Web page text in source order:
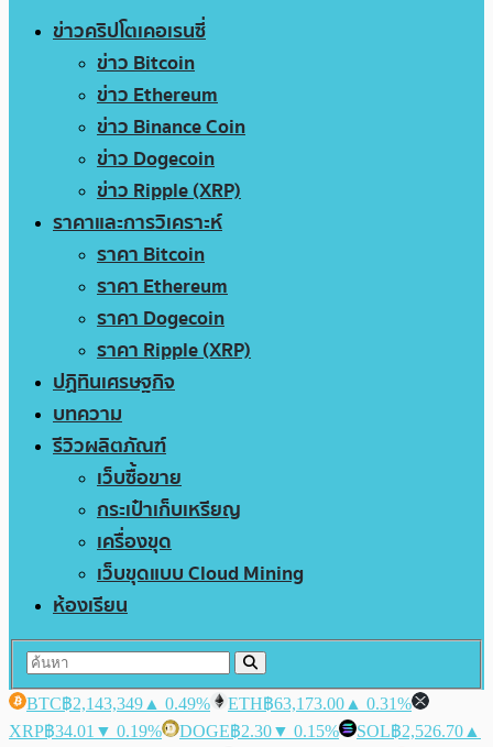
ข่าวคริปโตเคอเรนซี่
ข่าว Bitcoin
ข่าว Ethereum
ข่าว Binance Coin
ข่าว Dogecoin
ข่าว Ripple (XRP)
ราคาและการวิเคราะห์
ราคา Bitcoin
ราคา Ethereum
ราคา Dogecoin
ราคา Ripple (XRP)
ปฏิทินเศรษฐกิจ
บทความ
รีวิวผลิตภัณฑ์
เว็บซื้อขาย
กระเป๋าเก็บเหรียญ
เครื่องขุด
เว็บขุดแบบ Cloud Mining
ห้องเรียน
BTC฿2,143,349 ▲ 0.49% ETH฿63,173.00 ▲ 0.31%
XRP฿34.01 ▼ 0.19% DOGE฿2.30▼ 0.15% SOL฿2,526.70 ▲